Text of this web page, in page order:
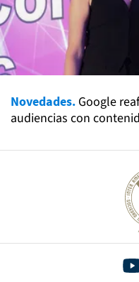
Novedades. Google
audiencias con